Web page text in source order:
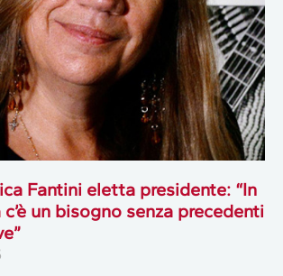
Fantini eletta presidente: “In
un bisogno senza precedenti